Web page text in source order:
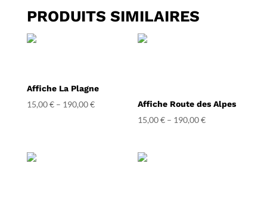
PRODUITS SIMILAIRES
Affiche La Plagne
15,00€– 190,00€ Affiche Route des Alpes
15,00€ – 190,00€